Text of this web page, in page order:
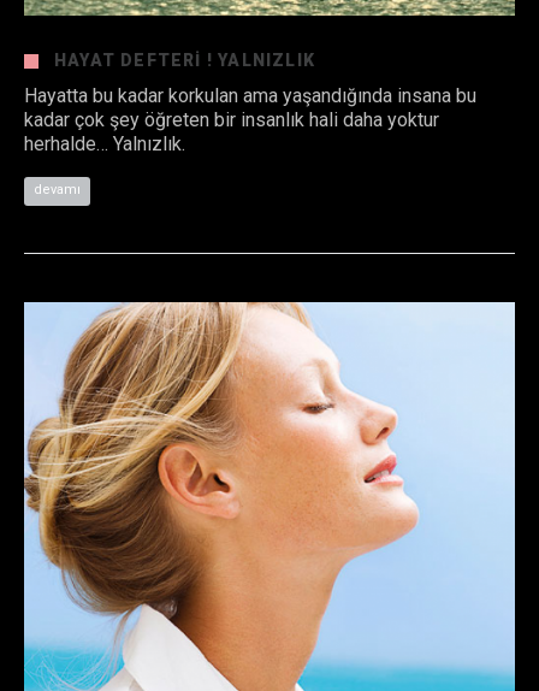
HAYAT DEFTERI ! YALNIZLIK
Hayatta bu kadar korkulan ama yaşandığında insana bu
kadar çok şey öğreten bir insanlık hali daha yoktur
herhalde… Yalnızlık.
devamı